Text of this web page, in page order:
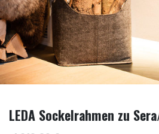
LEDA Sockelrahmen zu